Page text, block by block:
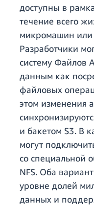
доступны в
течение всего
микромашин или
Разработчики
систему Файлов
данным как
файловых
этом изменения
и бакетом S3. В
могут
со специальной
NFS. Оба
уровне долей
данных и